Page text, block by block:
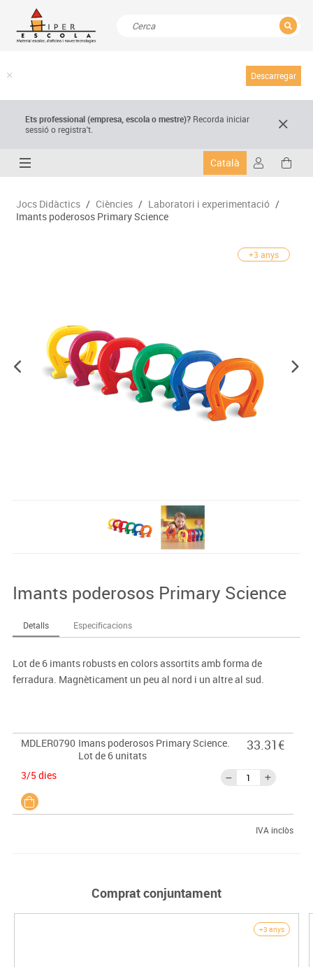
Descarregar
Ets professional (empresa,escola o mestre)? Recorda iniciar
sessió o registra't.
Català
Jocs Didàctics / Ciències / Laboratori i experimentació /
Imants poderosos Primary Science
+3 anys
Imants poderosos Primary Science
Detalls Especificacions
Lot de 6 imants robusts en colors assortits amb forma de
ferradura. Magnèticament un peu al nord i un altre al sud.
MDLER0790 Imans poderosos Primary Science.
Lot de 6 unitats
3/5 dies
33.31€
IVA inclòs
Comprat conjuntament
+3 anys